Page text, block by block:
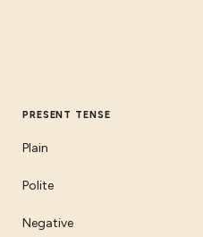
PRESENT TENSE
Plain
Polite
Negative